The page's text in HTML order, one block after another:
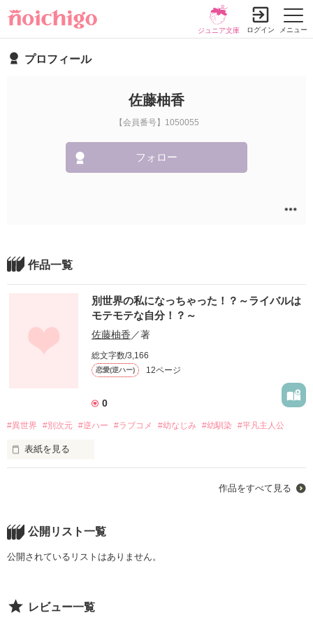
メニュー
ジュニア文庫 ログイン
プロフィール
佐藤柚香
【会員番号】1050055
フォロー
作品一覧
別世界の私になっちゃった！？～ライバルは
モテモテな自分！？～
佐藤柚香 ／著
総文字数/3,166
恋愛(逆ハー) 12ページ
0
#異世界 #別次元 #逆ハー #ラブコメ #幼なじみ #幼馴染 #平凡主人公
表紙を見る
その世界では姉妹も親友もいない
いるのは違う人生をおくる親と見知らぬ幼なじみだけ！？
はたして七花は元の世界に戻るのか！
作品をすべて見る
公開リスト一覧
公開されているリストはありません。
レビュー一覧